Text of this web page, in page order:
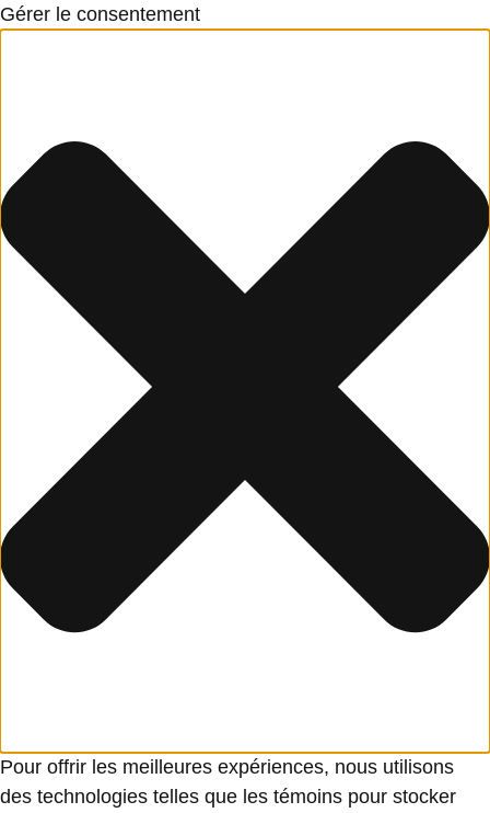
Gérer le consentement
Pour offrir les meilleures expériences, nous utilisons
des technologies telles que les témoins pour stocker